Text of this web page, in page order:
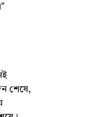
শেষে,